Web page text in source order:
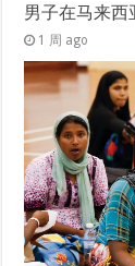
男子在马来西
1 周 ago